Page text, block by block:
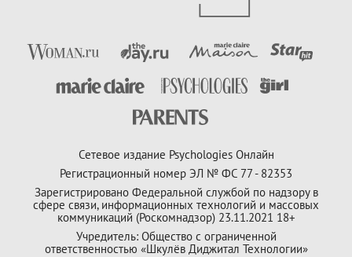
Сетевое издание Psychologies Онлайн
Регистрационный номер ЭЛ № ФС 77 - 82353
Зарегистрировано Федеральной службой по надзору в
сфере связи, информационных технологий и массовых
коммуникаций (Роскомнадзор) 23.11.2021 18+
Учредитель: Общество с ограниченной
ответственностью «Шкулёв Диджитал Технологии»